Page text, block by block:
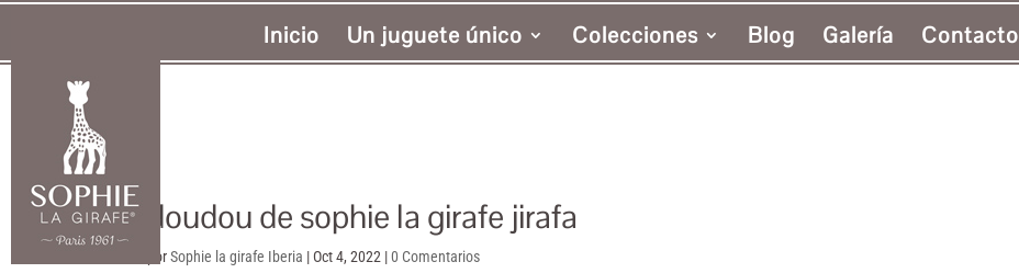
Inicio Un juguete único Colecciones Blog Galería Contacto
doudou de sophie la girafe jirafa
porSophie la girafe Iberia |Oct 4, 2022 |0 Comentarios